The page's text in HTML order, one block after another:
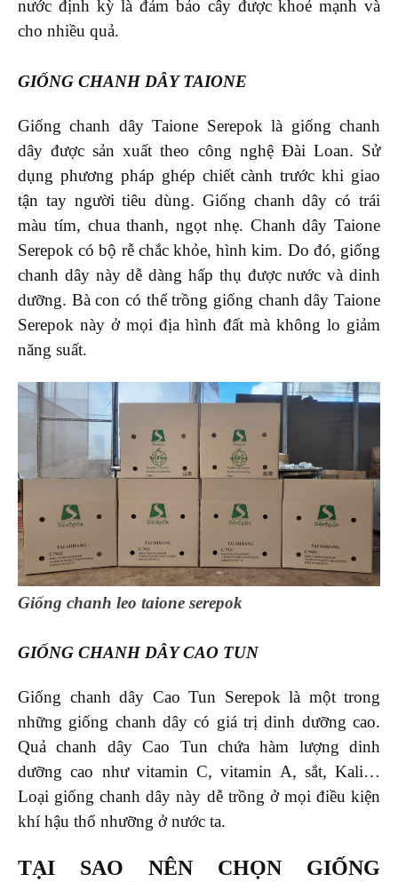
nước định kỳ là đảm bảo cây được khoẻ mạnh và
cho nhiều quả.
GIỐNG CHANH DÂY TAIONE
Giống chanh dây Taione Serepok là giống chanh
dây được sản xuất theo công nghệ Đài Loan. Sử
dụng phương pháp ghép chiết cành trước khi giao
tận tay người tiêu dùng. Giống chanh dây có trái
màu tím, chua thanh, ngọt nhẹ. Chanh dây Taione
Serepok có bộ rễ chắc khỏe, hình kim. Do đó, giống
chanh dây này dễ dàng hấp thụ được nước và dinh
dưỡng. Bà con có thể trồng giống chanh dây Taione
Serepok này ở mọi địa hình đất mà không lo giảm
năng suất.
Giống chanh leo taione serepok
GIỐNG CHANH DÂY CAO TUN
Giống chanh dây Cao Tun Serepok là một trong
những giống chanh dây có giá trị dinh dưỡng cao.
Quả chanh dây Cao Tun chứa hàm lượng dinh
dưỡng cao như vitamin C, vitamin A, sắt, Kali…
Loại giống chanh dây này dễ trồng ở mọi điều kiện
khí hậu thổ nhưỡng ở nước ta.
TẠI SAO NÊN CHỌN GIỐNG